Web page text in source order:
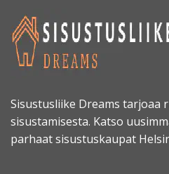
Sisustusliike Dreams tarjoaa
sisustamisesta. Katso
parhaat sisustuskaupat